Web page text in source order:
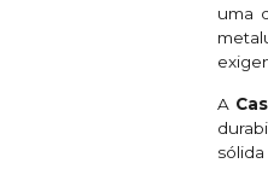
uma
A